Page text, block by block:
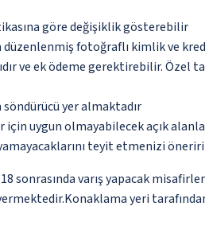
göre değişiklik gösterebilir
fotoğraflı kimlik ve
ve ek ödeme gerektirebilir. Özel
yer almaktadır
uygun olmayabilecek açık
teyit etmenizi
sonrasında varış yapacak
yeri